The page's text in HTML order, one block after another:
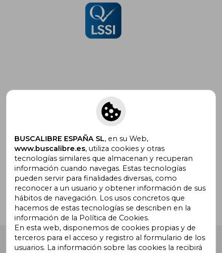
Suscríbete para recibir ofertas y
promociones
¿Necesitas ayuda?
Ir a Centro de Soporte
Buscalibre España . Calle Energía, 65, Nave 3 (08940),
Cornellà de Llobregat, Barcelona. Derechos Reservados.
BUSCALIBRE ESPAÑA SL, en su Web,
www.buscalibre.es, utiliza cookies y otras
tecnologías similares que almacenan y recuperan
información cuando navegas. Estas tecnologías
pueden servir para finalidades diversas, como
reconocer a un usuario y obtener información de sus
hábitos de navegación. Los usos concretos que
hacemos de estas tecnologías se describen en la
información de la Política de Cookies.
En esta web, disponemos de cookies propias y de
terceros para el acceso y registro al formulario de los
usuarios. La información sobre las cookies la recibirá